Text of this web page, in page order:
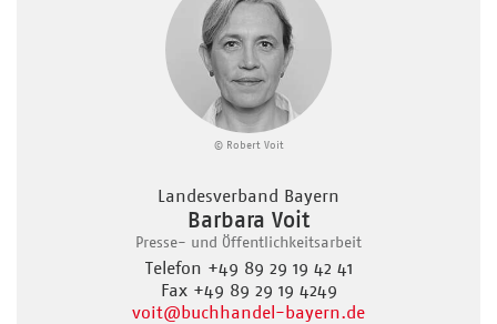
© Robert Voit
Landesverband Bayern
Barbara Voit
Presse- und Öffentlichkeitsarbeit
Telefon +49 89 29 19 42 41
Fax +49 89 29 19 4249
voit@buchhandel-bayern.de